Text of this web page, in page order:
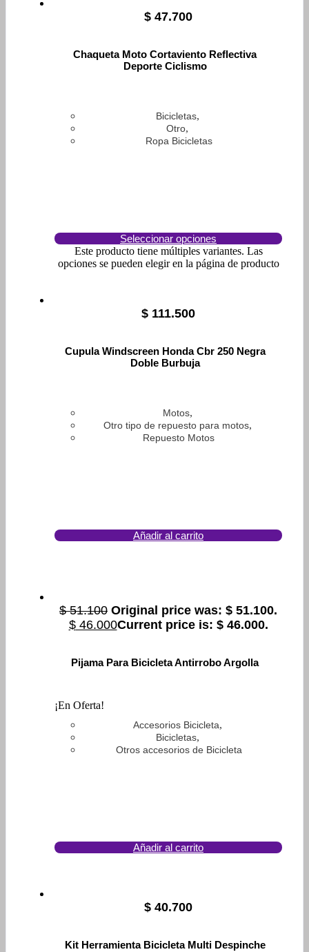
$ 47.700
Chaqueta Moto Cortaviento Reflectiva
Deporte Ciclismo
Bicicletas,
Otro,
Ropa Bicicletas
Seleccionar opciones
Este producto tiene múltiples variantes. Las
opciones se pueden elegir en la página de producto
$ 111.500
Cupula Windscreen Honda Cbr 250 Negra
Doble Burbuja
Motos,
Otro tipo de repuesto para motos,
Repuesto Motos
Añadir al carrito
$51.100 Original price was: $ 51.100.
$46.000Current price is: $ 46.000.
Pijama Para Bicicleta Antirrobo Argolla
¡En Oferta!
Accesorios Bicicleta,
Bicicletas,
Otros accesorios de Bicicleta
Añadir al carrito
$ 40.700
Kit Herramienta Bicicleta Multi Despinche